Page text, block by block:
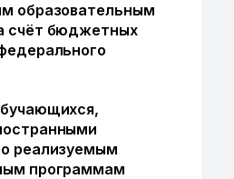
образовательным
счёт бюджетных
реализуемым
программам